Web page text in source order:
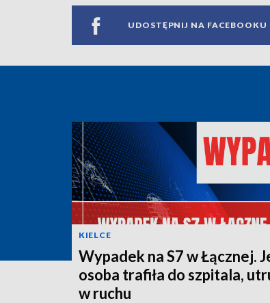
UDOSTĘPNIJ NA FACEBOOKU
KIELCE
Wypadek na S7 w Łącznej.
osoba trafiła do szpitala,
w ruchu